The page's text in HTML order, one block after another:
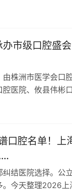
医疗质量控制体系
市级口腔盛
株洲市医学会口
医院、攸县伟彬
限公司承办的株洲
口腔名单！上
结医院选择。公
。今天整理2026